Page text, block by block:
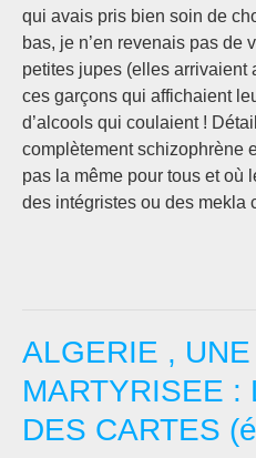
qui avais pris bien soin de
bas, je n’en revenais pas de
petites jupes (elles arrivaient
ces garçons qui affichaient
d’alcools qui coulaient !
complètement schizophrène
pas la même pour tous et où
des intégristes ou des mekla
ALGERIE ,
MARTYRISEE :
DES CARTES